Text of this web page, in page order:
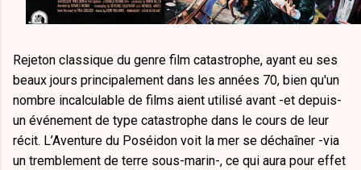
Rejeton classique du genre film catastrophe, ayant eu ses
beaux jours principalement dans les années 70, bien qu'un
nombre incalculable de films aient utilisé avant -et depuis-
un événement de type catastrophe dans le cours de leur
récit. L’Aventure du Poséidon voit la mer se déchaîner -via
un tremblement de terre sous-marin-, ce qui aura pour effet